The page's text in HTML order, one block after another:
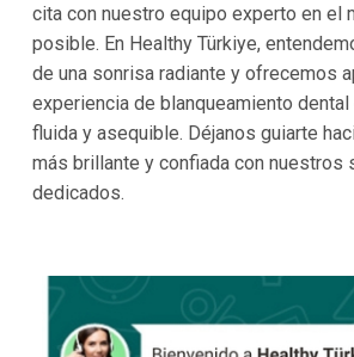
cita con nuestro equipo experto en el
posible. En Healthy Türkiye,
de una sonrisa radiante y ofrecemos
experiencia de blanqueamiento dental
fluida y asequible. Déjanos guiarte
más brillante y confiada con nuestros
dedicados.